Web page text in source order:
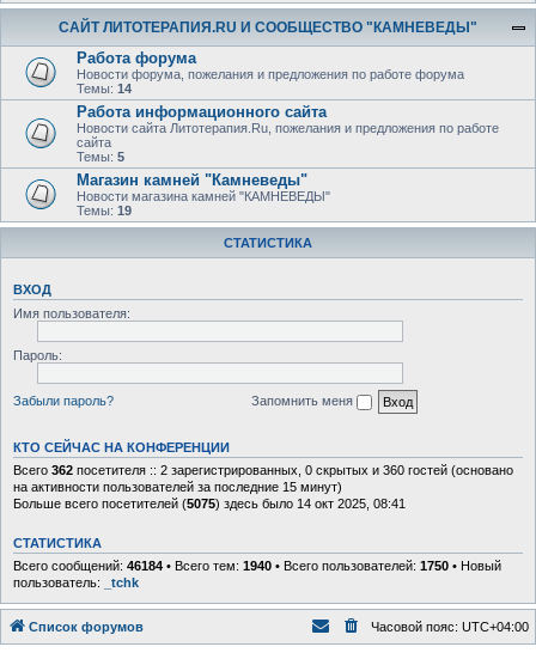
САЙТ ЛИТОТЕРАПИЯ.RU И СООБЩЕСТВО "КАМНЕВЕДЫ"
Работа форума
Новости форума, пожелания и предложения по работе форума
Темы: 14
Работа информационного сайта
Новости сайта Литотерапия.Ru, пожелания и предложения по работе
сайта
Темы: 5
Магазин камней "Камневеды"
Новости магазина камней "КАМНЕВЕДЫ"
Темы: 19
СТАТИСТИКА
ВХОД
Имя пользователя:
Пароль:
Забыли пароль? Запомнить меня
КТО СЕЙЧАС НА КОНФЕРЕНЦИИ
Всего 362 посетителя :: 2 зарегистрированных, 0 скрытых и 360 гостей (основано
на активности пользователей за последние 15 минут)
Больше всего посетителей (5075) здесь было 14 окт 2025, 08:41
СТАТИСТИКА
Всего сообщений: 46184 • Всего тем: 1940 • Всего пользователей: 1750 • Новый
пользователь:
_tchk
Список форумов Часовой пояс: UTC+04:00